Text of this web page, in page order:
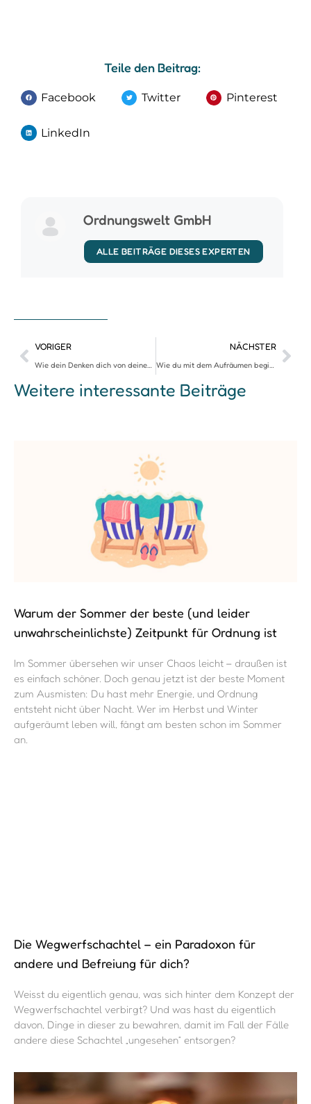
Teile den Beitrag:
Facebook Twitter Pinterest
LinkedIn
Ordnungswelt GmbH
ALLE BEITRÄGE DIESES EXPERTEN
VORIGER
Wie dein Denken dich von deiner Ordnung abhält
NÄCHSTER
Wie du mit dem Aufräumen beginnst – auch, wenn du noch nicht richtig bereit bist
Weitere interessante Beiträge
Warum der Sommer der beste (und leider
unwahrscheinlichste) Zeitpunkt für Ordnung ist
Im Sommer übersehen wir unser Chaos leicht – draußen ist
es einfach schöner. Doch genau jetzt ist der beste Moment
zum Ausmisten: Du hast mehr Energie, und Ordnung
entsteht nicht über Nacht. Wer im Herbst und Winter
aufgeräumt leben will, fängt am besten schon im Sommer
an.
Die Wegwerfschachtel – ein Paradoxon für
andere und Befreiung für dich?
Weisst du eigentlich genau, was sich hinter dem Konzept der
Wegwerfschachtel verbirgt? Und was hast du eigentlich
davon, Dinge in dieser zu bewahren, damit im Fall der Fälle
andere diese Schachtel „ungesehen“ entsorgen?